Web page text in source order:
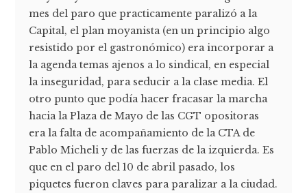
mes del paro que practicamente paralizó a la
Capital, el plan moyanista (en un principio algo
resistido por el gastronómico) era incorporar a
la agenda temas ajenos a lo sindical, en especial
la inseguridad, para seducir a la clase media. El
otro punto que podía hacer fracasar la marcha
hacia la Plaza de Mayo de las CGT opositoras
era la falta de acompañamiento de la CTA de
Pablo Micheli y de las fuerzas de la izquierda. Es
que en el paro del 10 de abril pasado, los
piquetes fueron claves para paralizar a la ciudad.